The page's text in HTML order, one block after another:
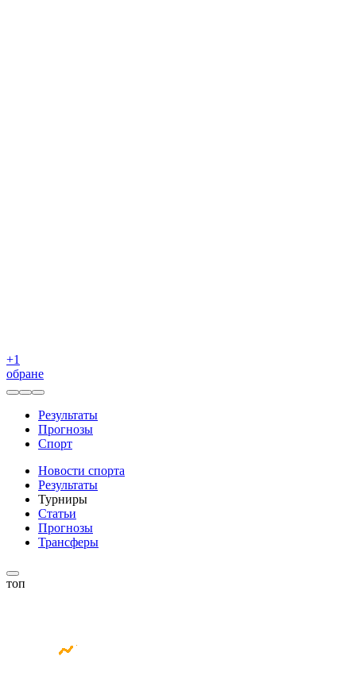
+1
обране
Результаты
Прогнозы
Спорт
Новости спорта
Результаты
Турниры
Статьи
Прогнозы
Трансферы
топ